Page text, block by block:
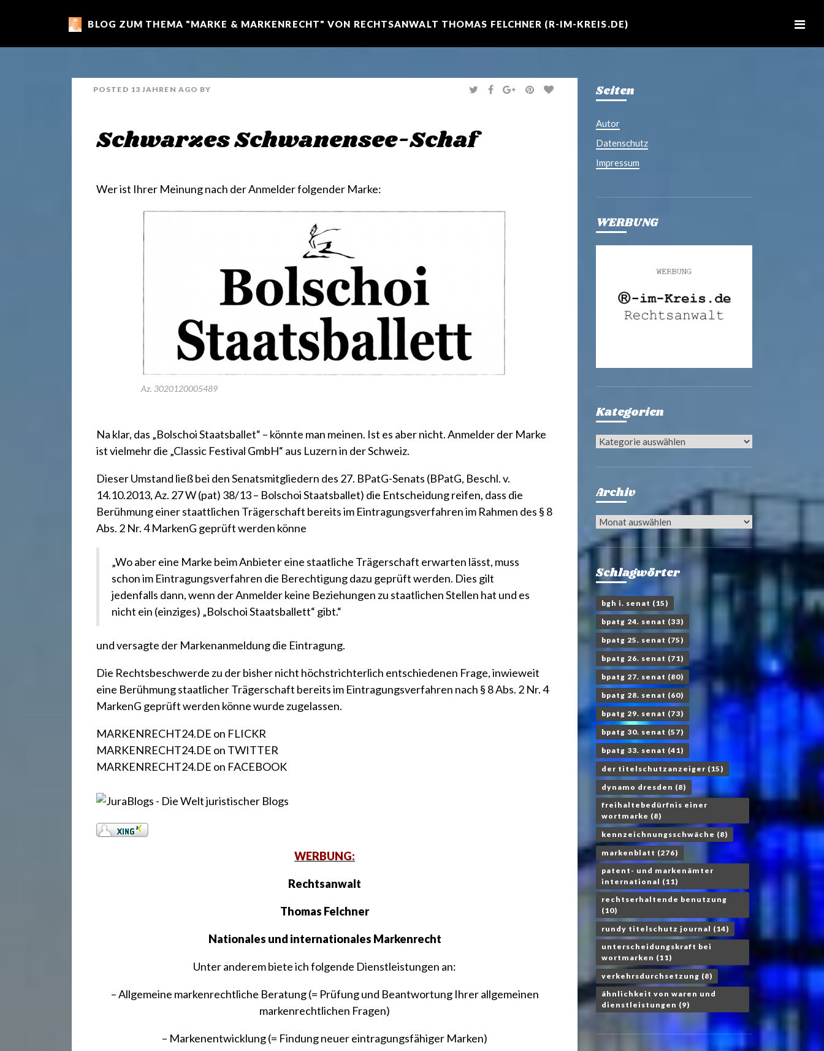
m
a
BLOG ZUM THEMA "MARKE & MARKENRECHT" VON RECHTSANWALT THOMAS FELCHNER (R-IM-KREIS.DE)
POSTED 13 JAHREN AGO BY
T
W
R
F
A
G
O
P
I
Schwarzes Schwanensee-Schaf
Wer ist Ihrer Meinung nach der Anmelder folgender Marke:
Az. 3020120005489
Na klar, das „Bolschoi Staatsballet“ – könnte man meinen. Ist es aber nicht. Anmelder der Marke
ist vielmehr die „Classic Festival GmbH“ aus Luzern in der Schweiz.
Dieser Umstand ließ bei den Senatsmitgliedern des 27. BPatG-Senats (BPatG, Beschl. v.
14.10.2013, Az. 27 W (pat) 38/13 – Bolschoi Staatsballet) die Entscheidung reifen, dass die
Berühmung einer staattlichen Trägerschaft bereits im Eintragungsverfahren im Rahmen des § 8
Abs. 2 Nr. 4 MarkenG geprüft werden könne
„Wo aber eine Marke beim Anbieter eine staatliche Trägerschaft erwarten lässt, muss
schon im Eintragungsverfahren die Berechtigung dazu geprüft werden. Dies gilt
jedenfalls dann, wenn der Anmelder keine Beziehungen zu staatlichen Stellen hat und es
nicht ein (einziges) „Bolschoi Staatsballett“ gibt.“
und versagte der Markenanmeldung die Eintragung.
Die Rechtsbeschwerde zu der bisher nicht höchstrichterlich entschiedenen Frage, inwieweit
eine Berühmung staatlicher Trägerschaft bereits im Eintragungsverfahren nach § 8 Abs. 2 Nr. 4
MarkenG geprüft werden könne wurde zugelassen.
MARKENRECHT24.DE on FLICKR
MARKENRECHT24.DE on TWITTER
MARKENRECHT24.DE on FACEBOOK
WERBUNG:
Rechtsanwalt
Thomas Felchner
Nationales und internationales Markenrecht
Unter anderem biete ich folgende Dienstleistungen an:
– Allgemeine markenrechtliche Beratung (= Prüfung und Beantwortung Ihrer allgemeinen
markenrechtlichen Fragen)
– Markenentwicklung (= Findung neuer eintragungsfähiger Marken)
Seiten
Autor
Datenschutz
Impressum
WERBUNG
Kategorien
Kategorien
Archiv
Archiv
Schlagwörter
bgh i. senat (15)
bpatg 24. senat (33)
bpatg 25. senat (75)
bpatg 26. senat (71)
bpatg 27. senat (80)
bpatg 28. senat (60)
bpatg 29. senat (73)
bpatg 30. senat (57)
bpatg 33. senat (41)
der titelschutzanzeiger (15)
dynamo dresden (8)
freihaltebedürfnis einer
wortmarke (8)
kennzeichnungsschwäche (8)
markenblatt (276)
patent- und markenämter
international (11)
rechtserhaltende benutzung
(10)
rundy titelschutz journal (14)
unterscheidungskraft bei
wortmarken (11)
verkehrsdurchsetzung (8)
ähnlichkeit von waren und
dienstleistungen (9)